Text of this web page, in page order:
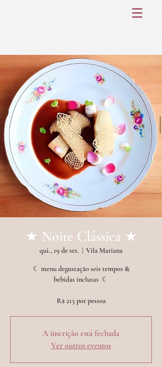
★ Noite Clássica ★
qui., 19 de set. Vila Mariana
☾ menu degustação seis tempos &
bebidas inclusas ︎ ☾
R$ 215 por pessoa
A inscrição está fechada
Ver outros eventos